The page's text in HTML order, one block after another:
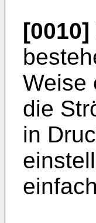
[0010]
Weise
die
in